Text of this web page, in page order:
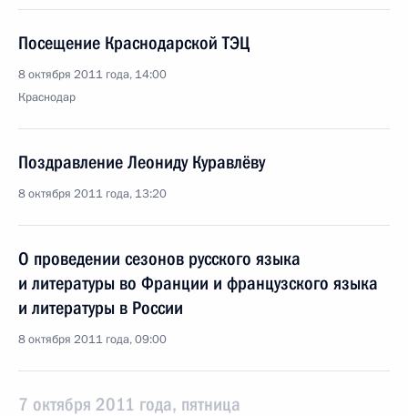
Посещение Краснодарской ТЭЦ
8 октября 2011 года, 14:00
Краснодар
Поздравление Леониду Куравлёву
8 октября 2011 года, 13:20
О проведении сезонов русского языка
и литературы во Франции и французского языка
и литературы в России
8 октября 2011 года, 09:00
7 октября 2011 года, пятница